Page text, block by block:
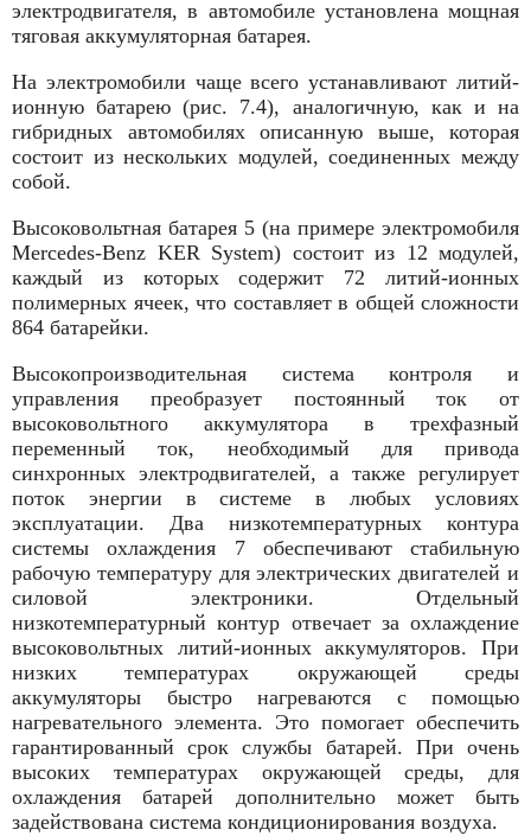
электродвигателя, в автомобиле установлена мощная
тяговая аккумуляторная батарея.
На электромобили чаще всего устанавливают литий-
ионную батарею (рис. 7.4), аналогичную, как и на
гибридных автомобилях описанную выше, которая
состоит из нескольких модулей, соединенных между
собой.
Высоковольтная батарея 5 (на примере электромобиля
Mercedes-Benz KER System) состоит из 12 модулей,
каждый из которых содержит 72 литий-ионных
полимерных ячеек, что составляет в общей сложности
864 батарейки.
Высокопроизводительная система контроля и
управления преобразует постоянный ток от
высоковольтного аккумулятора в трехфазный
переменный ток, необходимый для привода
синхронных электродвигателей, а также регулирует
поток энергии в системе в любых условиях
эксплуатации. Два низкотемпературных контура
системы охлаждения 7 обеспечивают стабильную
рабочую температуру для электрических двигателей и
силовой электроники. Отдельный
низкотемпературный контур отвечает за охлаждение
высоковольтных литий-ионных аккумуляторов. При
низких температурах окружающей среды
аккумуляторы быстро нагреваются с помощью
нагревательного элемента. Это помогает обеспечить
гарантированный срок службы батарей. При очень
высоких температурах окружающей среды, для
охлаждения батарей дополнительно может быть
задействована система кондиционирования воздуха.